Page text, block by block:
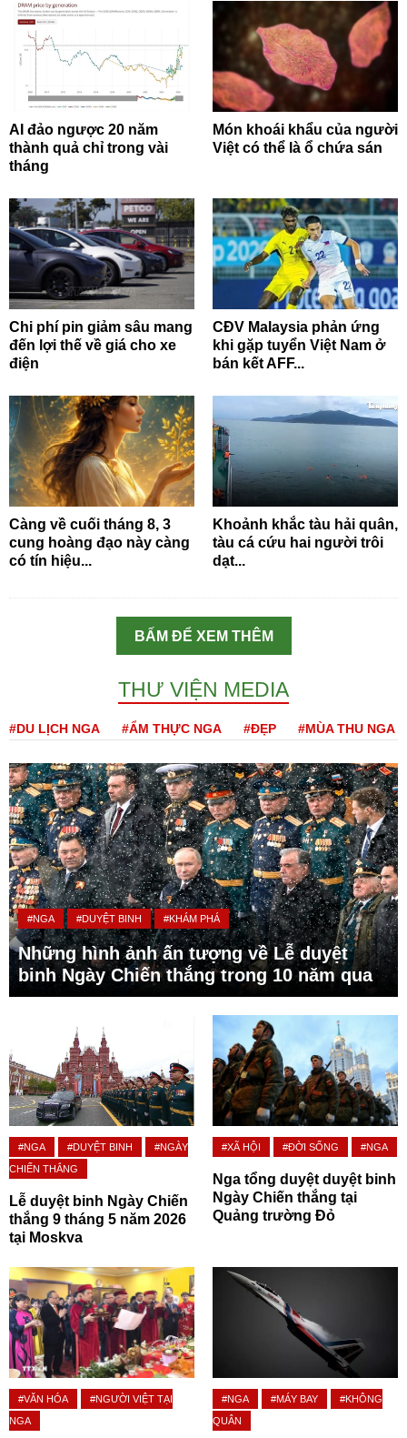
AI đảo ngược 20 năm
thành quả chỉ trong vài
tháng
Món khoái khẩu của người
Việt có thể là ổ chứa sán
Chi phí pin giảm sâu mang
đến lợi thế về giá cho xe
điện
CĐV Malaysia phản ứng
khi gặp tuyển Việt Nam ở
bán kết AFF...
Càng về cuối tháng 8, 3
cung hoàng đạo này càng
có tín hiệu...
Khoảnh khắc tàu hải quân,
tàu cá cứu hai người trôi
dạt...
BẤM ĐỂ XEM THÊM
THƯ VIỆN MEDIA
#DU LỊCH NGA #ẨM THỰC NGA #ĐẸP #MÙA THU NGA
#NGA #DUYỆT BINH #KHÁM PHÁ
Những hình ảnh ấn tượng về Lễ duyệt
binh Ngày Chiến thắng trong 10 năm qua
#NGA #DUYỆT BINH
#NGÀY
CHIẾN THẮNG
Lễ duyệt binh Ngày Chiến
thắng 9 tháng 5 năm 2026
tại Moskva
#XÃ HỘI #ĐỜI SỐNG #NGA
Nga tổng duyệt duyệt binh
Ngày Chiến thắng tại
Quảng trường Đỏ
#VĂN HÓA
#NGƯỜI VIỆT TẠI
NGA
#NGA #MÁY BAY
#KHÔNG
QUÂN